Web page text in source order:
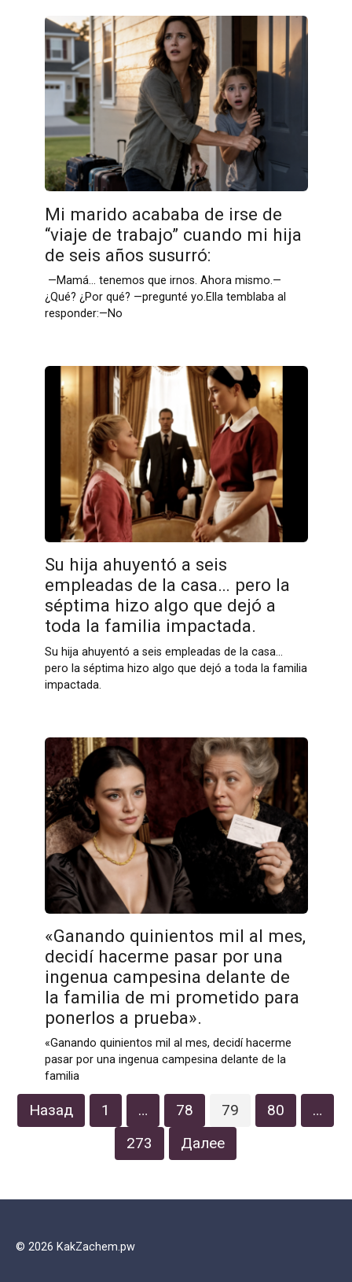
Mi marido acababa de irse de
“viaje de trabajo” cuando mi hija
de seis años susurró:
—Mamá… tenemos que irnos. Ahora mismo.—
¿Qué? ¿Por qué? —pregunté yo.Ella temblaba al
responder:—No
Su hija ahuyentó a seis
empleadas de la casa… pero la
séptima hizo algo que dejó a
toda la familia impactada.
Su hija ahuyentó a seis empleadas de la casa…
pero la séptima hizo algo que dejó a toda la familia
impactada.
«Ganando quinientos mil al mes,
decidí hacerme pasar por una
ingenua campesina delante de
la familia de mi prometido para
ponerlos a prueba».
«Ganando quinientos mil al mes, decidí hacerme
pasar por una ingenua campesina delante de la
familia
Пагинация
записей
Назад 1 … 78 79 80
…
273
Далее
© 2026 KakZachem.pw